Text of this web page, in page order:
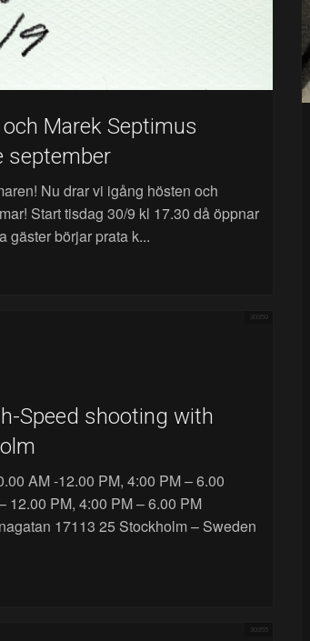
Marek Septimus
september
Nu drar vi igång hösten och
Start tisdag 30/9 kl 17.30 då öppnar
gäster börjar prata k...
30359
Speed shooting with
AM -12.00 PM, 4:00 PM – 6.00
12.00 PM, 4:00 PM – 6.00 PM
17113 25 Stockholm – Sweden
30355